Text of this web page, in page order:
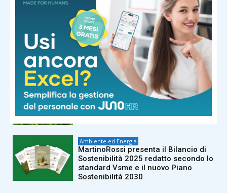
Ambiente ed Energia
Natura, 1.048 le aree protette in Italia
Ambiente ed Energia
Earth Overshoot Day, dal 30 luglio in
debito con la Terra: finite le risorse
2026
Ambiente ed Energia
MartinoRossi presenta il Bilancio di
Sostenibilità 2025 redatto secondo lo
standard Vsme e il nuovo Piano
Sostenibilità 2030